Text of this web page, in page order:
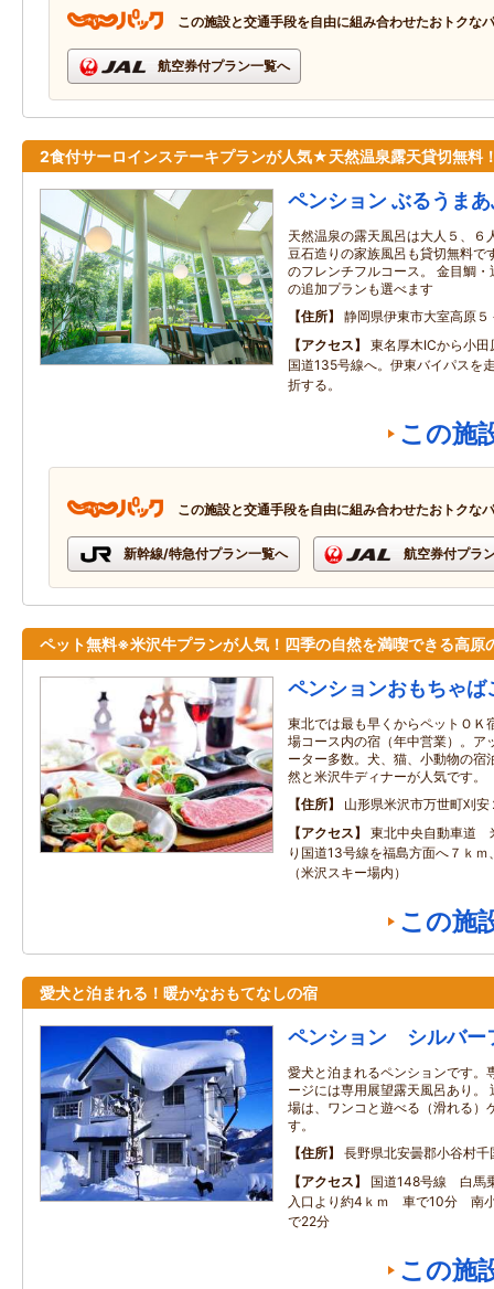
この施設と交通手段を自由に組み合わせたおトクな
航空券付プラン一覧へ
2食付サーロインステーキプランが人気★天然温泉露天貸切無料
ペンション ぶるうま
天然温泉の露天風呂は大人５、６
豆石造りの家族風呂も貸切無料で
のフレンチフルコース。 金目鯛
の追加プランも選べます
住所
静岡県伊東市大室高原５
アクセス
東名厚木ICから小
国道135号線へ。伊東バイパスを
折する。
この施
この施設と交通手段を自由に組み合わせたおトクな
新幹線/特急付プラン一覧へ 航空券付プラ
ペット無料※米沢牛プランが人気！四季の自然を満喫できる高原
ペンションおもちゃば
東北では最も早くからペットＯＫ
場コース内の宿（年中営業）。ア
ーター多数。犬、猫、小動物の宿
然と米沢牛ディナーが人気です。
住所
山形県米沢市万世町刈安
アクセス
東北中央自動車道
り国道13号線を福島方面へ７ｋｍ
（米沢スキー場内）
この施
愛犬と泊まれる！暖かなおもてなしの宿
ペンション シルバー
愛犬と泊まれるペンションです。
ージには専用展望露天風呂あり。
場は、ワンコと遊べる（滑れる）
す。
住所
長野県北安曇郡小谷村
アクセス
国道148号線 白馬
入口より約4ｋｍ 車で10分 南
で22分
この施